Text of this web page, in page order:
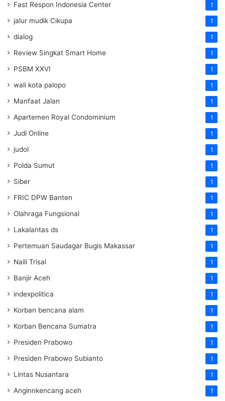
Fast Respon Indonesia Center 1
jalur mudik Cikupa 1
dialog 1
Review Singkat Smart Home 1
PSBM XXVI 1
wali kota palopo 1
Manfaat Jalan 1
Apartemen Royal Condominium 1
Judi Online 1
judol 1
Polda Sumut 1
Siber 1
FRIC DPW Banten 1
Olahraga Fungsional 1
Lakalantas ds 1
Pertemuan Saudagar Bugis Makassar 1
Naili Trisal 1
Banjir Aceh 1
indexpolitica 1
Korban bencana alam 1
Korban Bencana Sumatra 1
Presiden Prabowo 1
Presiden Prabowo Subianto 1
Lintas Nusantara 1
Anginnkencang aceh 1